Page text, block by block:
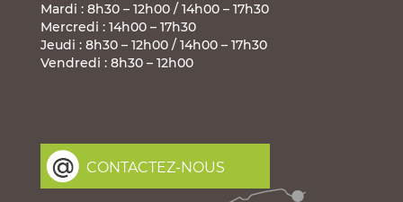
Mardi : 8h30 – 12h00 / 14h00 – 17h30
Mercredi : 14h00 – 17h30
Jeudi : 8h30 – 12h00 / 14h00 – 17h30
Vendredi : 8h30 – 12h00
CONTACTEZ-NOUS